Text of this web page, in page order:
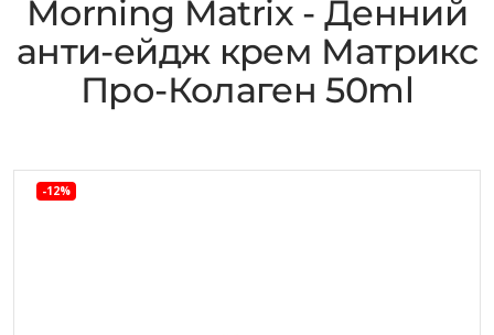
Morning Matrix - Денний
анти-ейдж крем Матрикс
Про-Колаген 50ml
-12%